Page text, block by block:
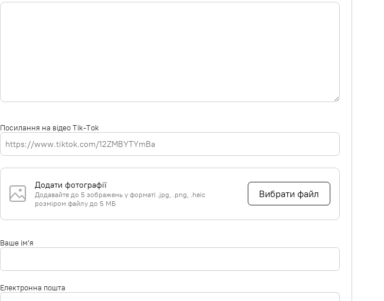
Посилання на відео Tik-Tok
Додати фотографії
Додавайте до 5 зображень у форматі .jpg, .png, .heic
розміром файлу до 5 МБ
Вибрати файл
Ваше ім'я
Електронна пошта